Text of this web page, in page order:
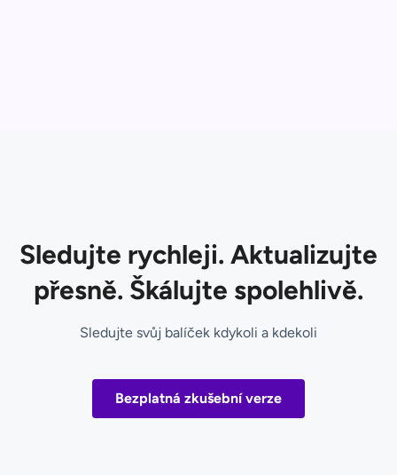
Sledujte rychleji. Aktualizujte
přesně. Škálujte spolehlivě.
Sledujte svůj balíček kdykoli a kdekoli
Bezplatná zkušební verze